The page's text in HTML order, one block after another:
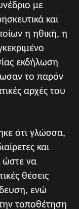
με
και
η ηθική, η
εκδήλωση
το παρόν
αρχές του
ότι γλώσσα,
και
ώστε να
θέσεις
ενώ
την τοποθέτηση